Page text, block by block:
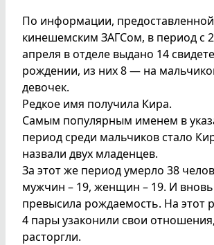
По информации, предоставленной
кинешемским ЗАГСом, в период с
апреля в отделе выдано 14
рождении, из них 8 — на
девочек.
Редкое имя получила Кира.
Самым популярным именем в
период среди мальчиков стало
назвали двух младенцев.
За этот же период умерло 38
мужчин – 19, женщин – 19. И
превысила рождаемость. На этот
4 пары узаконили свои
расторгли.